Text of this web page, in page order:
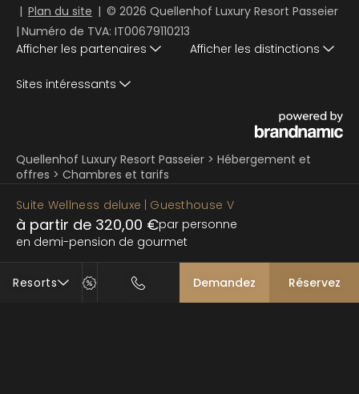
Resorts Demandez Réservez
Suite Wellness deluxe | Guesthouse V
à partir de 320,00 €par personne
en demi-pension de gourmet
| Plan du site | © 2026 Quellenhof Luxury Resort Passeier
| Numéro de TVA: IT00679110213
Afficher les partenaires
Afficher les distinctions
Sites intéressants
Quellenhof Luxury Resort Passeier > Hébergement et
offres > Chambres et tarifs